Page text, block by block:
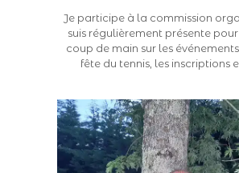
Je participe à la commission
suis régulièrement présente
coup de main sur les
fête du tennis, les inscriptions